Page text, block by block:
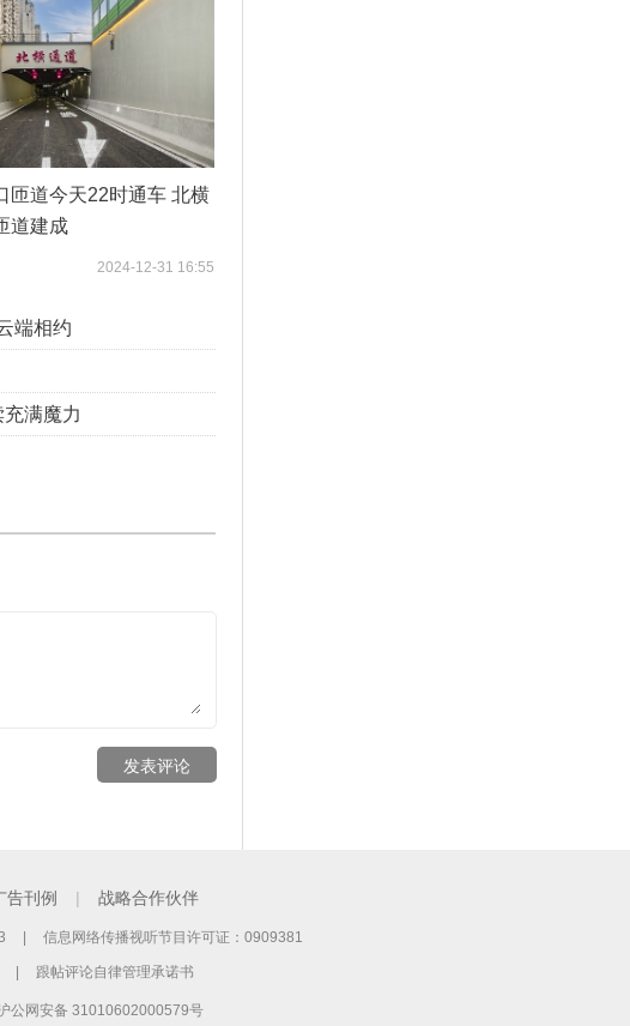
匝道今天22时通车 北横
道建成
2024-12-31 16:55
端相约
满魔力
发表评论
告刊例 | 战略合作伙伴
信息网络传播视听节目许可证：0909381
跟帖评论自律管理承诺书
公网安备 31010602000579号